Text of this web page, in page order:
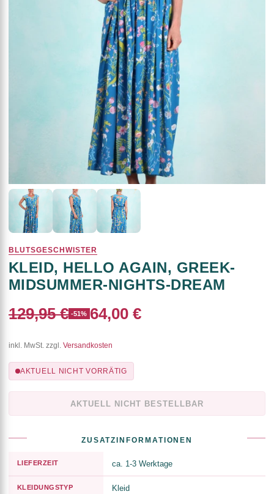
BLUTSGESCHWISTER
KLEID, HELLO AGAIN, GREEK-
MIDSUMMER-NIGHTS-DREAM
129,95 € -51% 64,00 €
inkl. MwSt. zzgl. Versandkosten
AKTUELL NICHT VORRÄTIG
AKTUELL NICHT BESTELLBAR
ZUSATZINFORMATIONEN
LIEFERZEIT ca. 1-3 Werktage
KLEIDUNGSTYP Kleid